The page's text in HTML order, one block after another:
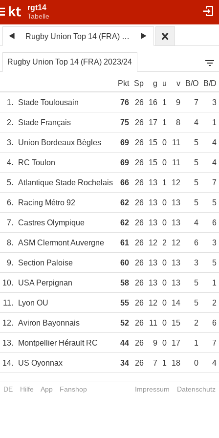
rgt14
Tabelle
Rugby Union Top 14 (FRA) 2023/24
Rugby Union Top 14 (FRA) 2023/24
Pkt Sp g u v B/O B/D
1. Stade Toulousain 76 26 16 1 9 7 3
2. Stade Français 75 26 17 1 8 4 1
3. Union Bordeaux Bègles 69 26 15 0 11 5 4
4. RC Toulon 69 26 15 0 11 5 4
5. Atlantique Stade Rochelais 66 26 13 1 12 5 7
6. Racing Métro 92 62 26 13 0 13 5 5
7. Castres Olympique 62 26 13 0 13 4 6
8. ASM Clermont Auvergne 61 26 12 2 12 6 3
9. Section Paloise 60 26 13 0 13 3 5
10. USA Perpignan 58 26 13 0 13 5 1
11. Lyon OU 55 26 12 0 14 5 2
12. Aviron Bayonnais 52 26 11 0 15 2 6
13. Montpellier Hérault RC 44 26 9 0 17 1 7
14. US Oyonnax 34 26 7 1 18 0 4
DE Hilfe App Fanshop Impressum Datenschutz